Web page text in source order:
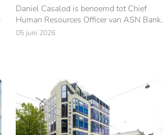
Daniel Casalod is benoemd tot Chief
Human Resources Officer van ASN Bank.
05 juni 2026